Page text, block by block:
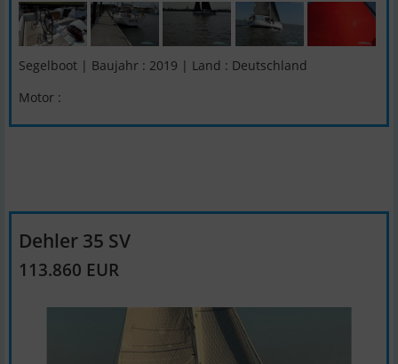
Segelboot | Baujahr : 2019 | Land : Deutschland
Motor :
Dehler 35 SV
113.860 EUR